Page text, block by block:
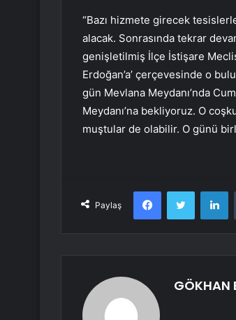
“Bazı hizmete girecek
alacak. Sonrasında tekrar
genişletilmiş İlçe İstişare
Erdoğan’a’ çerçevesinde o
gün Mevlana Meydanı’nda
Meydanı’na bekliyoruz. O
muştular de olabilir. O günü
Paylaş
FacebookTwitter
GÖKHAN